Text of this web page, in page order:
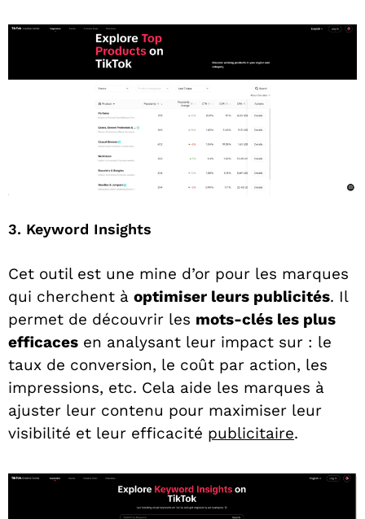
3. Keyword Insights
Cet outil est une mine d’or pour les marques
qui cherchent à optimiser leurs publicités. Il
permet de découvrir les mots-clés les plus
efficaces en analysant leur impact sur : le
taux de conversion, le coût par action, les
impressions, etc. Cela aide les marques à
ajuster leur contenu pour maximiser leur
visibilité et leur efficacité publicitaire.